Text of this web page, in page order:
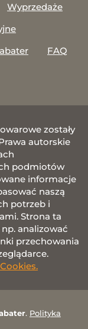
Wyprzedaże
FAQ
zostały
autorskie
podmiotów
informacje
naszą
potrzeb i
Strona ta
analizować
przechowania
. Polityka